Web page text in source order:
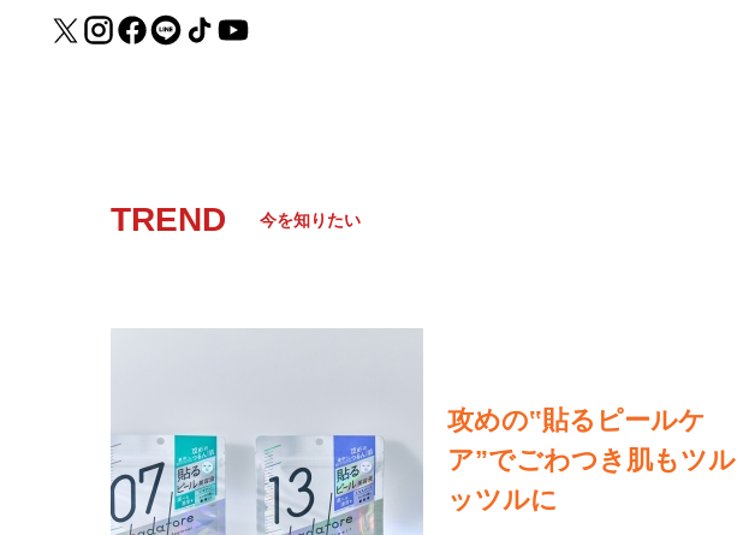
TREND 今を知りたい
攻めの‟貼るピールケ
ア”でごわつき肌もツル
ッツルに